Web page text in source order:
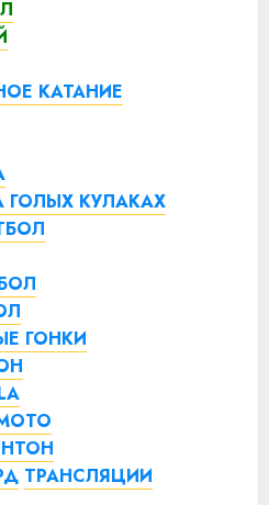
КАТАНИЕ
ГОЛЫХ КУЛАКАХ
ГОНКИ
ТРАНСЛЯЦИИ